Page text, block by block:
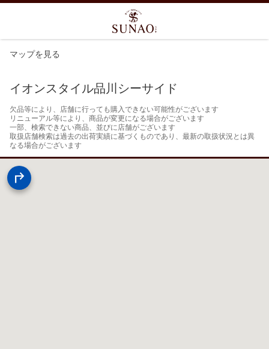
マップを見る
イオンスタイル品川シーサイド
欠品等により、店舗に行っても購入できない可能性がございます
リニューアル等により、商品が変更になる場合がございます
一部、検索できない商品、並びに店舗がございます
取扱店舗検索は過去の出荷実績に基づくものであり、最新の取扱状況とは異
なる場合がございます